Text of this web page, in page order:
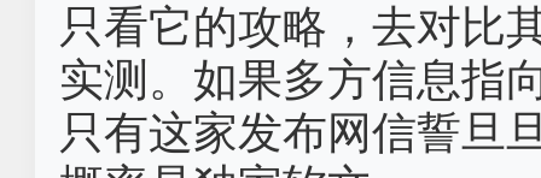
只看它的攻略，去对比
实测。如果多方信息指
只有这家发布网信誓旦